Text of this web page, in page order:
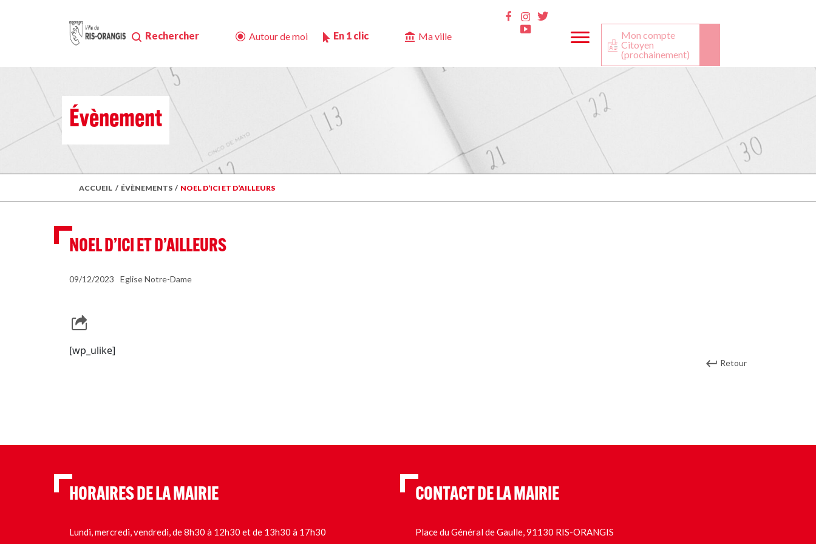
Rechercher Autour de moi En 1 clic Ma ville
Facebook
InstaTwitter
Youtube
Mon compte
Citoyen
(prochainement)
Évènement
ACCUEIL / ÉVÈNEMENTS / NOEL D’ICI ET D’AILLEURS
NOEL D’ICI ET D’AILLEURS
09/12/2023 Eglise Notre-Dame
[wp_ulike]
Retour
HORAIRES DE LA MAIRIE
Lundi, mercredi, vendredi, de 8h30 à 12h30 et de 13h30 à 17h30
CONTACT DE LA MAIRIE
Place du Général de Gaulle, 91130 RIS-ORANGIS